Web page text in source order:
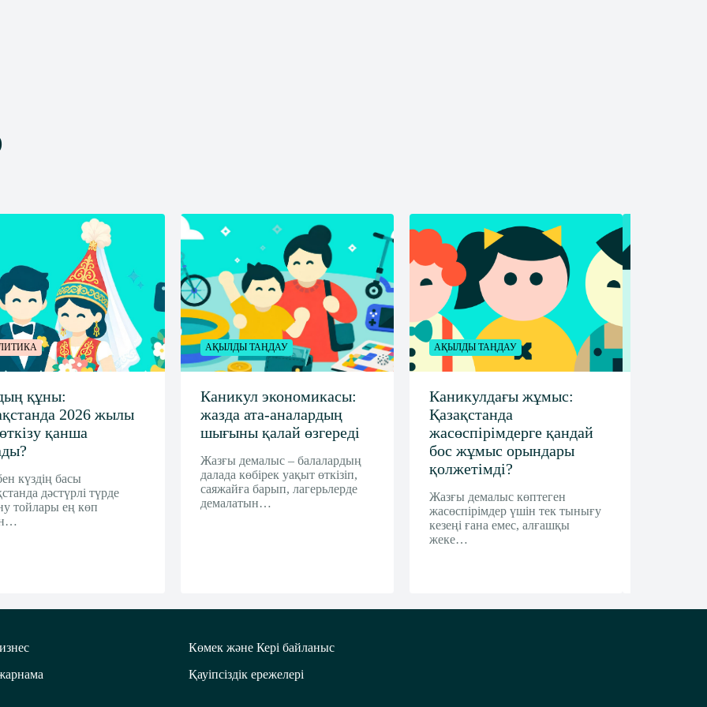
құны:
2026 жылы
қанша
күздің басы
дәстүрлі түрде
тойлары ең көп
АҚЫЛДЫ ТАҢДАУ
Каникул экономикасы:
жазда ата-аналардың
шығыны қалай өзгереді
Жазғы демалыс – балалардың
далада көбірек уақыт өткізіп,
саяжайға барып, лагерьлерде
демалатын…
АҚЫЛДЫ ТАҢДАУ
Каникулдағы жұмыс:
Қазақстанда
жасөспірімдерге қандай
бос жұмыс орындары
қолжетімді?
Жазғы демалыс көптеген
жасөспірімдер үшін тек тынығу
кезеңі ғана емес, алғашқы
жеке…
Көмек және Кері байланыс
Қауіпсіздік ережелері